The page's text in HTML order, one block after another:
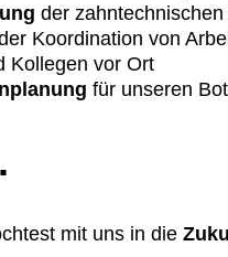
der
Koordination von
Kollegen vor Ort
für unseren
mit uns in die